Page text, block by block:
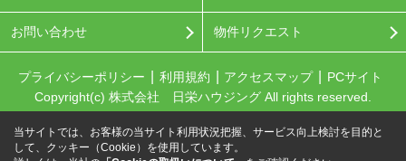
お問い合わせ 物件リクエスト
プライバシーポリシー 利用規約 アクセスマップ
PCサイト
Copyright(c) 株式会社 日栄ハウジング All rights reserved.
当サイトでは、お客様の当サイト利用状況把握、サービス向上検討を目的と
して、クッキー（Cookie）を使用しています。